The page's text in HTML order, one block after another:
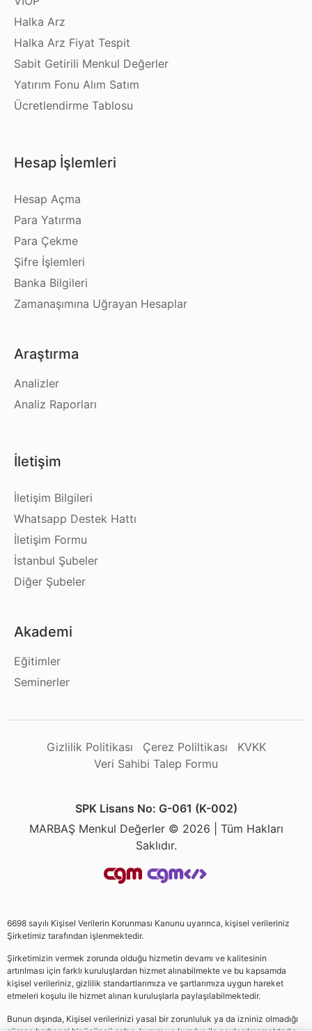
Halka Arz
Halka Arz Fiyat Tespit
Sabit Getirili Menkul Değerler
Yatırım Fonu Alım Satım
Ücretlendirme Tablosu
Hesap İşlemleri
Hesap Açma
Para Yatırma
Para Çekme
Şifre İşlemleri
Banka Bilgileri
Zamanaşımına Uğrayan Hesaplar
Araştırma
Analizler
Analiz Raporları
İletişim
İletişim Bilgileri
Whatsapp Destek Hattı
İletişim Formu
İstanbul Şubeler
Diğer Şubeler
Akademi
Eğitimler
Seminerler
Gizlilik Politikası Çerez Poliltikası
KVKK
Veri Sahibi Talep Formu
SPK Lisans No: G-061 (K-002)
MARBAŞ Menkul Değerler © 2026 | Tüm Hakları
Saklıdır.
6698 sayılı Kişisel Verilerin Korunması Kanunu uyarınca, kişisel verileriniz
Şirketimiz tarafından işlenmektedir.
Şirketimizin vermek zorunda olduğu hizmetin devamı ve kalitesinin
artırılması için farklı kuruluşlardan hizmet alınabilmekte ve bu kapsamda
kişisel verileriniz, gizlilik standartlarımıza ve şartlarımıza uygun hareket
etmeleri koşulu ile hizmet alınan kuruluşlarla paylaşılabilmektedir.
Bunun dışında, Kişisel verilerinizi yasal bir zorunluluk ya da izniniz olmadığı